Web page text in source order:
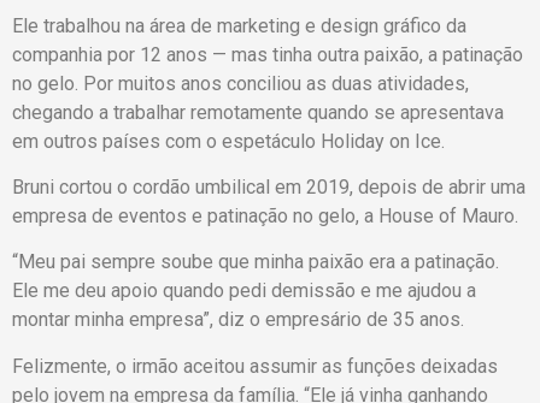
Ele trabalhou na área de marketing e design gráfico da
companhia por 12 anos — mas tinha outra paixão, a patinação
no gelo. Por muitos anos conciliou as duas atividades,
chegando a trabalhar remotamente quando se apresentava
em outros países com o espetáculo Holiday on Ice.
Bruni cortou o cordão umbilical em 2019, depois de abrir uma
empresa de eventos e patinação no gelo, a House of Mauro.
“Meu pai sempre soube que minha paixão era a patinação.
Ele me deu apoio quando pedi demissão e me ajudou a
montar minha empresa”, diz o empresário de 35 anos.
Felizmente, o irmão aceitou assumir as funções deixadas
pelo jovem na empresa da família. “Ele já vinha ganhando